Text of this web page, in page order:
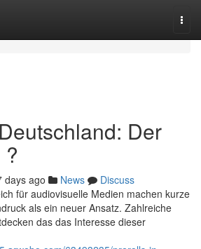
Der
days ago News
Discuss
für audiovisuelle Medien machen kurze
als ein neuer Ansatz. Zahlreiche
das das Interesse dieser